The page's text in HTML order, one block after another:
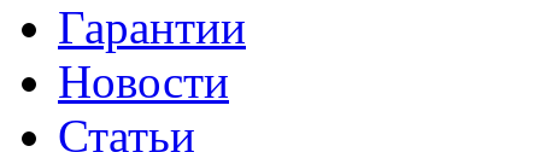
Гарантии
Новости
Статьи